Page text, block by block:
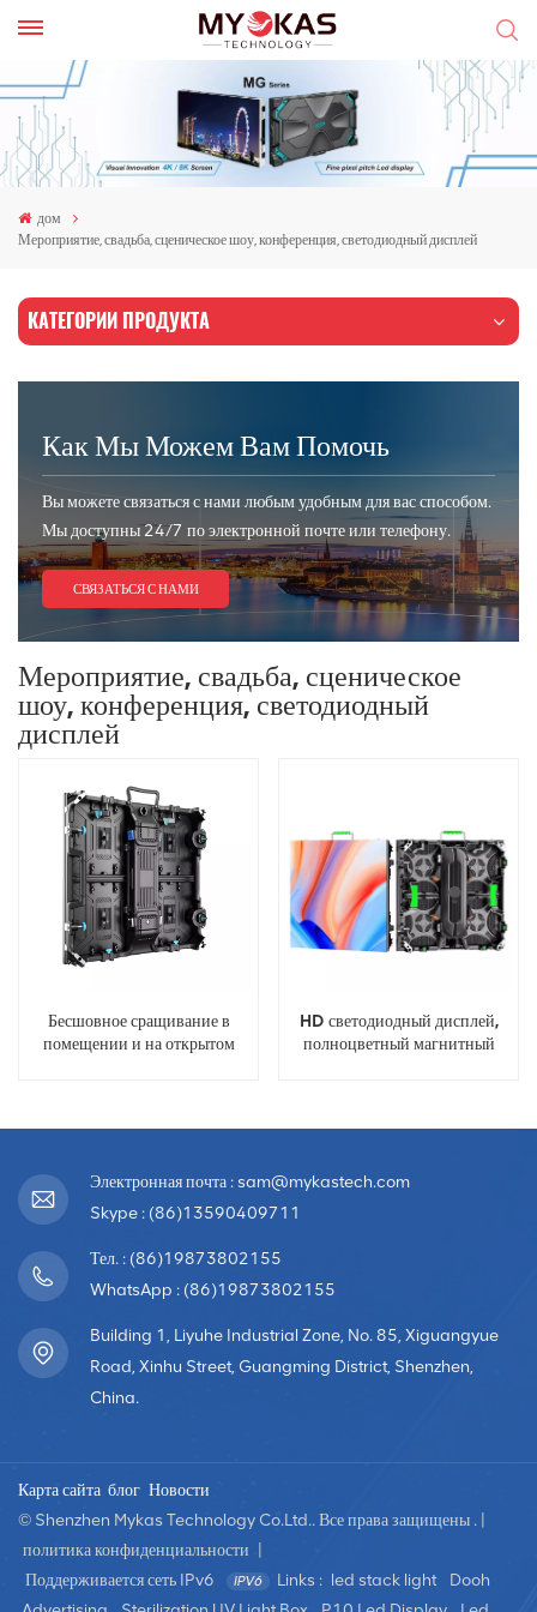
дом
Мероприятие, свадьба, сценическое шоу, конференция, светодиодный дисплей
КАТЕГОРИИ ПРОДУКТА
Как Мы Можем Вам Помочь
Вы можете связаться с нами любым удобным для вас способом.
Мы доступны 24/7 по электронной почте или телефону.
СВЯЗАТЬСЯ С НАМИ
Мероприятие, свадьба, сценическое
шоу, конференция, светодиодный
дисплей
Бесшовное сращивание в
помещении и на открытом
HD светодиодный дисплей,
полноцветный магнитный
светодиодный экран
Электронная почта : sam@mykastech.com
Skype : (86)13590409711
Тел. : (86)19873802155
WhatsApp : (86)19873802155
Building 1, Liyuhe Industrial Zone, No. 85, Xiguangyue
Road, Xinhu Street, Guangming District, Shenzhen,
China.
Карта сайта блог Новости
© Shenzhen Mykas Technology Co.Ltd.. Все права защищены . |
политика конфиденциальности
Поддерживается сеть IPv6
Links : led stack light
Dooh